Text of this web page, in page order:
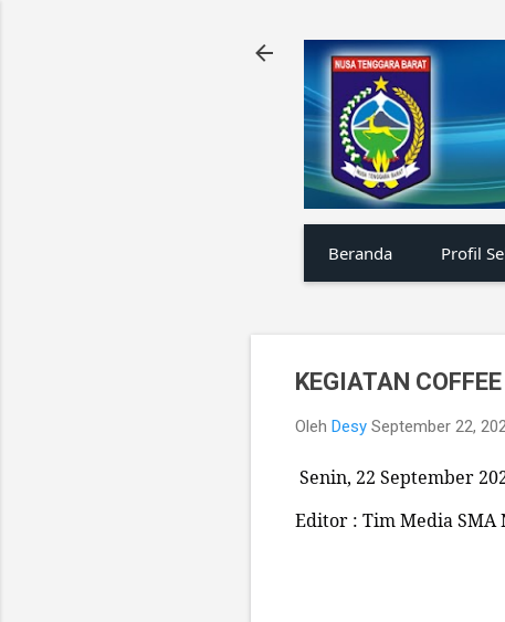
Beranda Profil
KEGIATAN
Oleh Desy September 22,
Senin, 22 September
Editor : Tim Media SMA